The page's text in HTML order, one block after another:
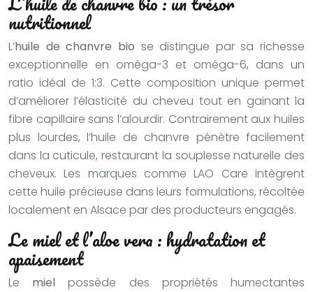
nutritionnel
L’huile de chanvre bio se distingue par sa richesse
exceptionnelle en oméga-3 et oméga-6, dans un
ratio idéal de 1:3. Cette composition unique permet
d’améliorer l’élasticité du cheveu tout en gainant la
fibre capillaire sans l’alourdir. Contrairement aux huiles
plus lourdes, l’huile de chanvre pénètre facilement
dans la cuticule, restaurant la souplesse naturelle des
cheveux. Les marques comme LAO Care intègrent
cette huile précieuse dans leurs formulations, récoltée
localement en Alsace par des producteurs engagés.
Le miel et l’aloe vera : hydratation et
apaisement
Le miel possède des propriétés humectantes